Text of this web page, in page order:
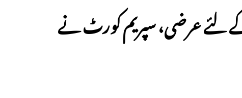
لئے عرضی، سپریم کورٹ نے